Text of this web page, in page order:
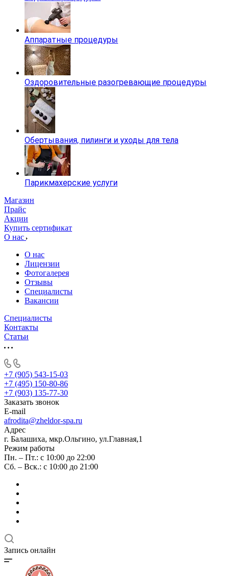
Аппаратные процедуры
Оздоровительные разогревающие процедуры
Обертывания, пилинги и уходы для тела
Парикмахерские услуги
Магазин
Прайс
Акции
Купить сертификат
О нас
О нас
Лицензии
Фотогалерея
Отзывы
Специалисты
Вакансии
Специалисты
Контакты
Статьи
+7 (905) 543-15-03
+7 (495) 150-80-86
+7 (903) 135-77-30
Заказать звонок
E-mail
afrodita@zheldor-spa.ru
Адрес
г. Балашиха, мкр.Ольгино, ул.Главная,1
Режим работы
Пн. – Пт.: с 10:00 до 22:00
Сб. – Вск.: с 10:00 до 21:00
Запись онлайн